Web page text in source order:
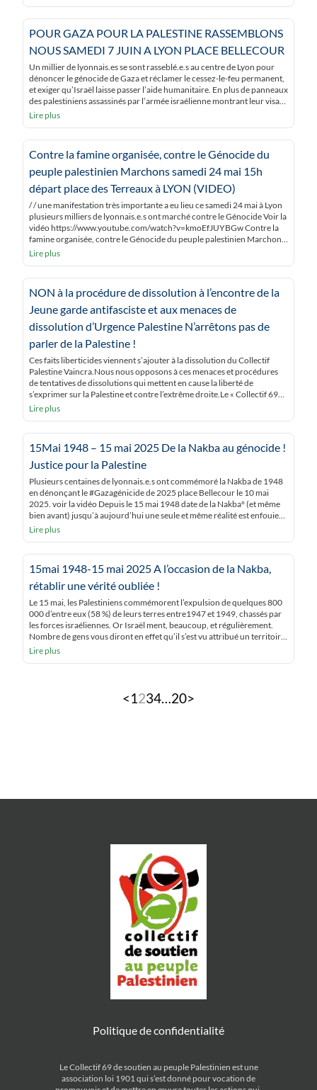
POUR GAZA POUR LA PALESTINE RASSEMBLONS
NOUS SAMEDI 7 JUIN A LYON PLACE BELLECOUR
Un millier de lyonnais.es se sont rasseblé.e.s au centre de Lyon pour
dénoncer le génocide de Gaza et réclamer le cessez-le-feu permanent,
et exiger qu’Israël laisse passer l’aide humanitaire. En plus de panneaux
des palestiniens assassinés par l’armée israélienne montrant leur visage
et leur nom, des cordes à linges portant des habits ensanglantés
Lire plus
Contre la famine organisée, contre le Génocide du
peuple palestinien Marchons samedi 24 mai 15h
départ place des Terreaux à LYON (VIDEO)
/ / une manifestation très importante a eu lieu ce samedi 24 mai à Lyon
plusieurs milliers de lyonnais.e.s ont marché contre le Génocide Voir la
vidéo https://www.youtube.com/watch?v=kmoEfJUYBGw Contre la
famine organisée, contre le Génocide du peuple palestinien Marchons
samedi 24 mai départ place des Terreaux à LYONLes bombardements
Lire plus
NON à la procédure de dissolution à l’encontre de la
Jeune garde antifasciste et aux menaces de
dissolution d’Urgence Palestine N’arrêtons pas de
parler de la Palestine !
Ces faits liberticides viennent s’ajouter à la dissolution du Collectif
Palestine Vaincra.Nous nous opposons à ces menaces et procédures
de tentatives de dissolutions qui mettent en cause la liberté de
s’exprimer sur la Palestine et contre l’extrême droite.Le « Collectif 69
de soutien au peuple palestinien » est solidaire d’Urgence Palestine du
Lire plus
15Mai 1948 – 15 mai 2025 De la Nakba au génocide !
Justice pour la Palestine
Plusieurs centaines de lyonnais.e.s ont commémoré la Nakba de 1948
en dénonçant le #Gazagénicide de 2025 place Bellecour le 10 mai
2025. voir la vidéo Depuis le 15 mai 1948 date de la Nakba° (et même
bien avant) jusqu’à aujourd’hui une seule et même réalité est enfouie
en Occident sous une propagande sioniste ambiante : l’expulsion […]
Lire plus
15mai 1948-15 mai 2025 A l’occasion de la Nakba,
rétablir une vérité oubliée !
Le 15 mai, les Palestiniens commémorent l’expulsion de quelques 800
000 d’entre eux (58 %) de leurs terres entre1947 et 1949, chassés par
les forces israéliennes. Or Israël ment, beaucoup, et régulièrement.
Nombre de gens vous diront en effet qu’il s’est vu attribué un territoire
par l’ONU en 1947, et que comme les pays arabes […]
Lire plus
<1234…20>
Politique de confidentialité
Le Collectif 69 de soutien au peuple Palestinien est une
association loi 1901 qui s’est donné pour vocation de